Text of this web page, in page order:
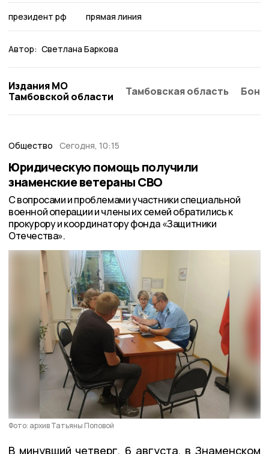
президент рф прямая линия
Автор: Светлана Баркова
Издания МО
Тамбовской области
Тамбовская область
Общество Сегодня, 10:15
Юридическую помощь получили
знаменские ветераны СВО
С вопросами и проблемами участники специальной
военной операции и члены их семей обратились к
прокурору и координатору фонда «Защитники
Отечества».
Фото: архив Татьяны Поповой
В минувший четверг, 6 августа, в Знаменском